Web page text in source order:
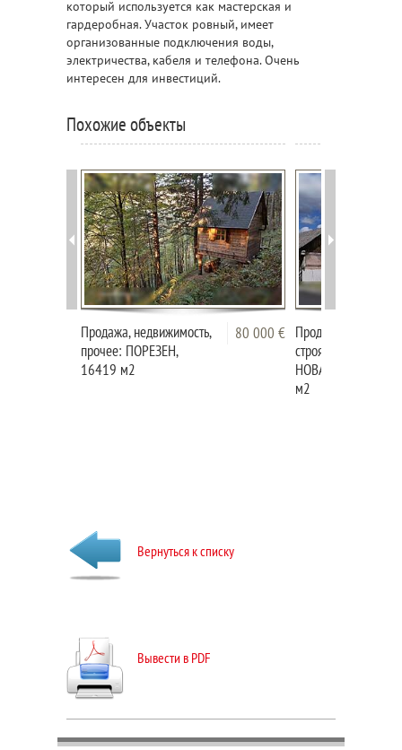
который используется как мастерская и
гардеробная. Участок ровный, имеет
организованные подключения воды,
электричества, кабеля и телефона. Очень
интересен для инвестиций.
Похожие объекты
80 000 €
Продажа, недвижимость,
прочее: ПОРЕЗЕН,
16419 м2
Продажа,
строящееся здание:
НОВА ВАС ПРИ
м2
Вернуться к списку
Вывести в PDF